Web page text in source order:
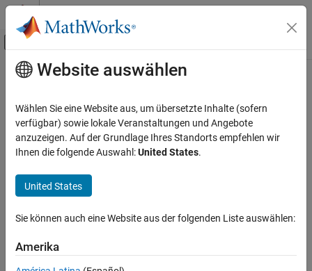
Weiter zum Inhalt
Umschaltung für Off-Canvas-
Startseite der Dokumentation
Hauptinhalt
How useful was this information?
Website auswählen
Wählen Sie eine Website aus, um übersetzte Inhalte (sofern
verfügbar) sowie lokale Veranstaltungen und Angebote
anzuzeigen. Auf der Grundlage Ihres Standorts empfehlen wir
Ihnen die folgende Auswahl:United States.
United States
Sie können auch eine Website aus der folgenden Liste auswählen:
Amerika